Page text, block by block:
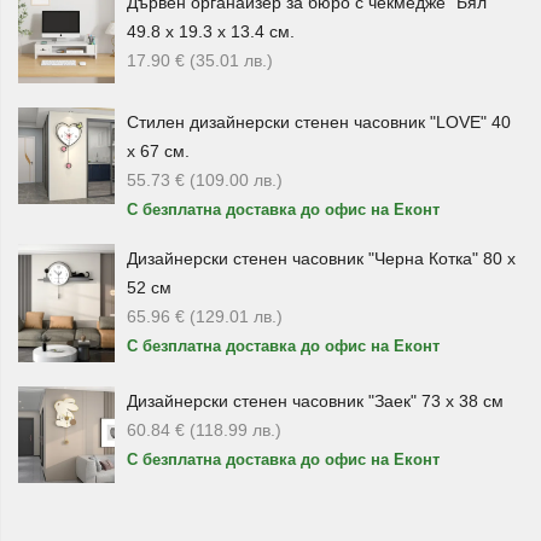
Те изглеждат впечатляващо върху бюро, библиотека,
витрина, камина или специален рафт за колекции.
Категорията включва различни видове
платноходни кораби – от компактни декоративни
модели до по-големи и богато детайлизирани макети.
исторически кораб или елегантен морски сувенир, тук
ще намерите модел, който отговаря на вашия стил и
предпочитания.
съчетава красота, традиция и морско вдъхновение. Това
е декорация, която не просто украсява пространството,
а разказва история за приключения, открития и силата
49.8 х 19.3 х 13.4 см.
17.90 € (35.01 лв. )
Стилен дизайнерски стенен часовник "LOVE" 40
х 67 см.
55.73 € (109.00 лв.)
С безплатна доставка до офис на Еконт
Дизайнерски стенен часовник "Черна Котка" 80 х
52 см
65.96 € (129.01 лв.)
С безплатна доставка до офис на Еконт
Дизайнерски стенен часовник "Заек" 73 х 38 см
60.84 € (118.99 лв. )
С безплатна доставка до офис на Еконт